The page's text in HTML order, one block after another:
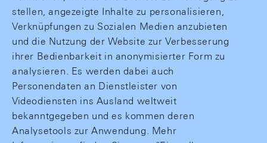
stellen, angezeigte Inhalte zu personalisieren,
Verknüpfungen zu Sozialen Medien anzubieten
und die Nutzung der Website zur Verbesserung
ihrer Bedienbarkeit in anonymisierter Form zu
analysieren. Es werden dabei auch
Personendaten an Dienstleister von
Videodiensten ins Ausland weltweit
bekanntgegeben und es kommen deren
Analysetools zur Anwendung. Mehr